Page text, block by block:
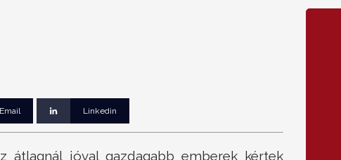
Email Linkedin
átlagnál jóval gazdagabb emberek kértek